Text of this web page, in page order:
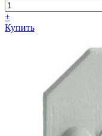
+
Купить